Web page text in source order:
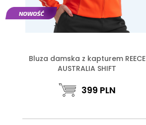
Bluza damska z kapturem REECE
AUSTRALIA SHIFT
399 PLN